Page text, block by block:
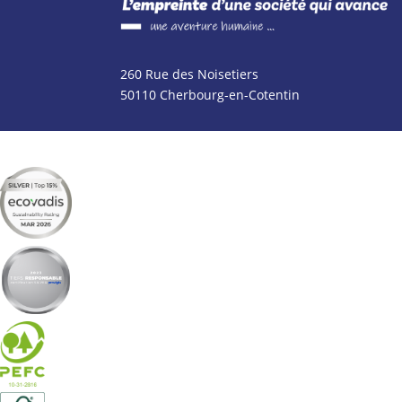
260 Rue des Noisetiers
50110 Cherbourg-en-Cotentin